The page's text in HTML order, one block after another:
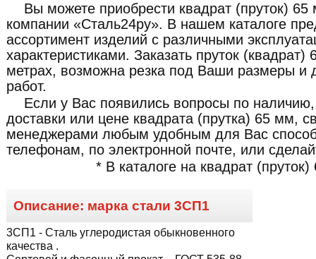
Вы можете приобрести квадрат (пруток)
компании «Сталь24ру». В нашем каталоге
ассортимент изделий с различными
характеристиками. Заказать пруток
метрах, возможна резка под Ваши размеры и
работ.
Если у Вас появились вопросы по
доставки или цене квадрата (прутка) 65 мм,
менеджерами любым удобным для Вас
телефонам, по электронной почте, или
* В каталоге на квадрат
Описание: марка стали 3СП1
3СП1 - Сталь углеродистая обыкновенного
качества .